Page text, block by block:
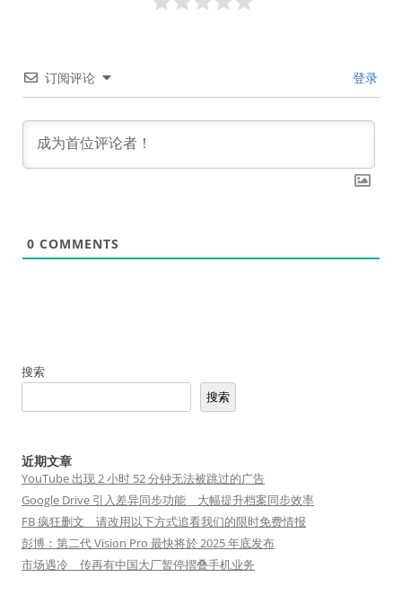
订阅评论 登录
0 COMMENTS
搜索
搜索
近期文章
YouTube 出现 2 小时 52 分钟无法被跳过的广告
Google Drive 引入差异同步功能 大幅提升档案同步效率
FB 疯狂删文 请改用以下方式追看我们的限时免费情报
彭博：第二代 Vision Pro 最快将於 2025 年底发布
市场遇冷 传再有中国大厂暂停摺叠手机业务